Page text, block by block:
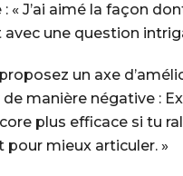
: « J’ai aimé la façon
une question
un axe
manière négative :
plus efficace si tu
pour mieux articuler. »